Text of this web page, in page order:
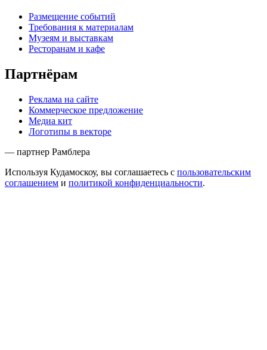
Размещение событий
Требования к материалам
Музеям и выставкам
Ресторанам и кафе
Партнёрам
Реклама на сайте
Коммерческое предложение
Медиа кит
Логотипы в векторе
— партнер Рамблера
Используя Кудамоскоу, вы соглашаетесь с пользовательским
соглашением и политикой конфиденциальности.